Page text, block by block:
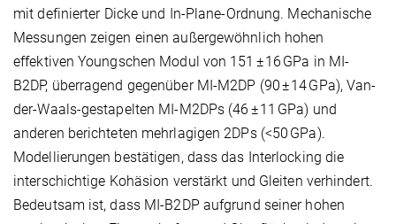
mit definierter Dicke und In-Plane-Ordnung. Mechanische
Messungen zeigen einen außergewöhnlich hohen
effektiven Youngschen Modul von 151 ± 16 GPa in MI-
B2DP, überragend gegenüber MI-M2DP (90 ± 14 GPa), Van-
der-Waals-gestapelten MI-M2DPs (46 ± 11 GPa) und
anderen berichteten mehrlagigen 2DPs (<50 GPa).
Modellierungen bestätigen, dass das Interlocking die
interschichtige Kohäsion verstärkt und Gleiten verhindert.
Bedeutsam ist, dass MI-B2DP aufgrund seiner hohen